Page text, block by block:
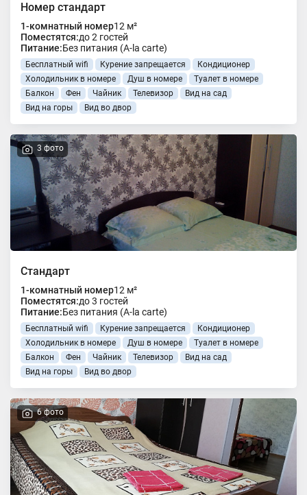
Номер стандарт
1-комнатный номер12 м²
Поместятся:до 2 гостей
Питание:Без питания (A-la carte)
Бесплатный wifi Курение запрещается
Кондиционер
Холодильник в номере
Душ в номере
Туалет в номере
Балкон
Фен Чайник Телевизор
Вид на сад
Вид на горы
Вид во двор
3 фото
Стандарт
1-комнатный номер12 м²
Поместятся:до 3 гостей
Питание:Без питания (A-la carte)
Бесплатный wifi Курение запрещается
Кондиционер
Холодильник в номере
Душ в номере
Туалет в номере
Балкон
Фен Чайник Телевизор
Вид на сад
Вид на горы
Вид во двор
6 фото